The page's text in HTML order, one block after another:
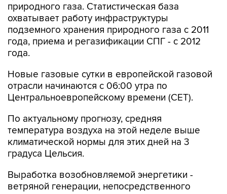
подземного хранения природного газа с 2011
года, приема и регазификации СПГ - с 2012
года.
Новые газовые сутки в европейской газовой
Центральноевропейскому времени (CET).
По актуальному прогнозу, средняя
климатической нормы для этих дней на 3
градуса Цельсия.
Выработка возобновляемой энергетики -
конкурента газовых ТЭЦ, с начала месяца
обеспечивает в среднем 12% потребностей